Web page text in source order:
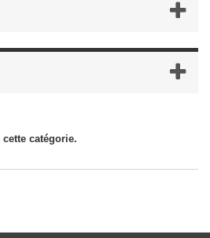
catégorie.